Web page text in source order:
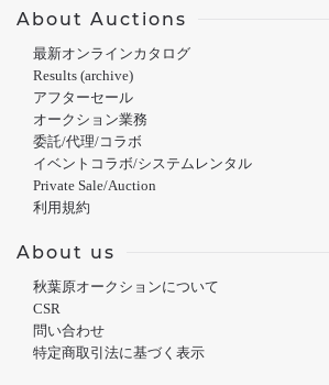
About Auctions
最新オンラインカタログ
Results (archive)
アフターセール
オークション業務
委託/代理/コラボ
イベントコラボ/システムレンタル
Private Sale/Auction
利用規約
About us
秋葉原オークションについて
CSR
問い合わせ
特定商取引法に基づく表示